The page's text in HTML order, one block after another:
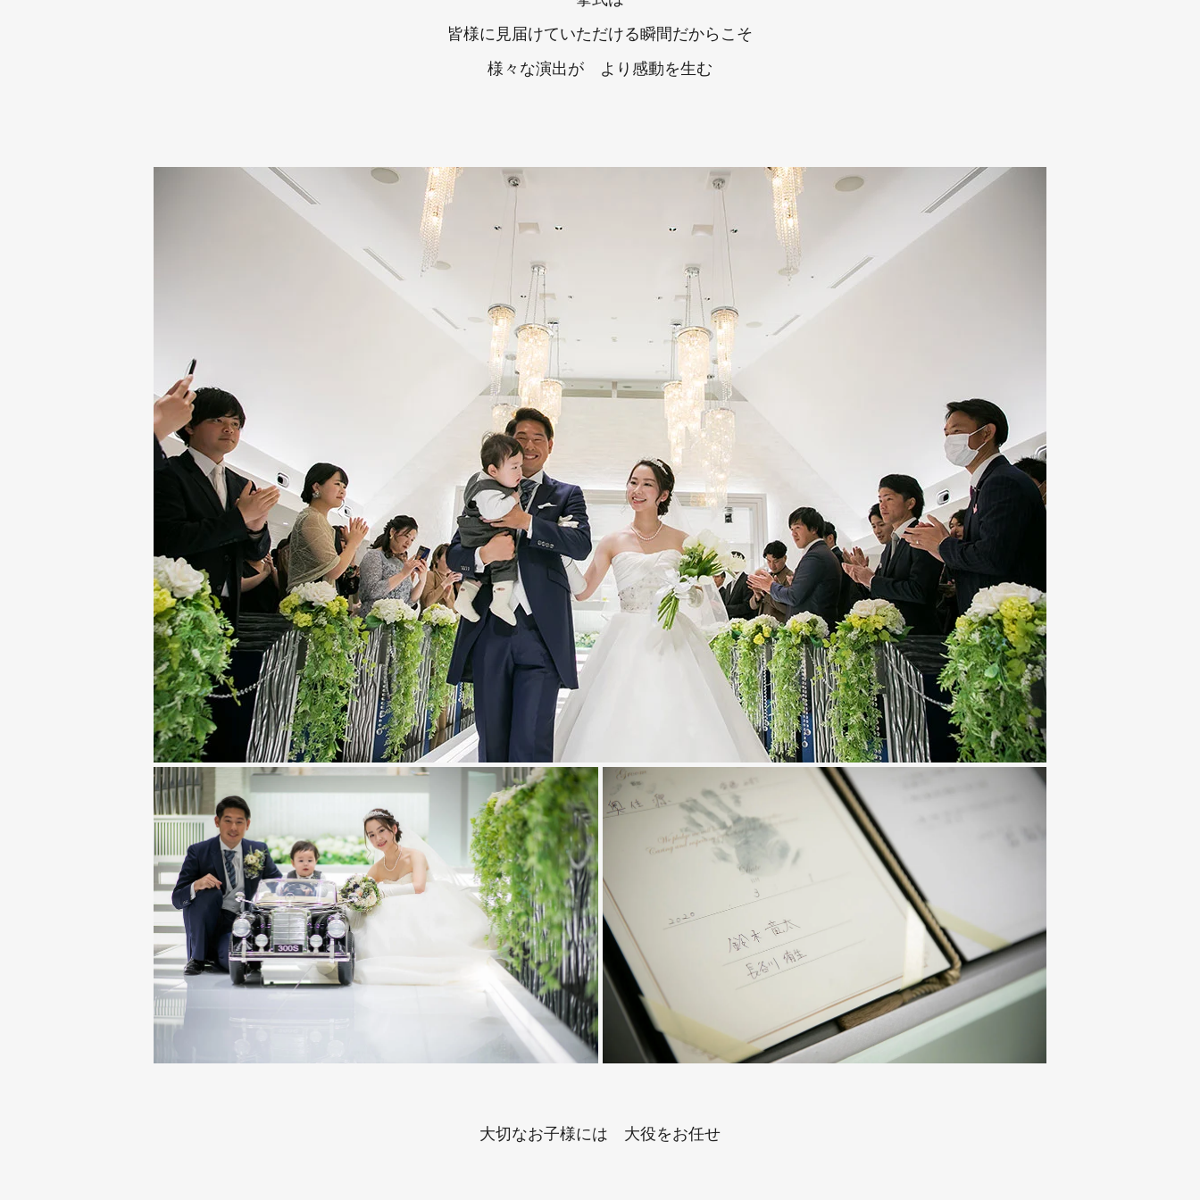
皆様に見届けていただける瞬間だからこそ
様々な演出が より感動を生む
大切なお子様には 大役をお任せ